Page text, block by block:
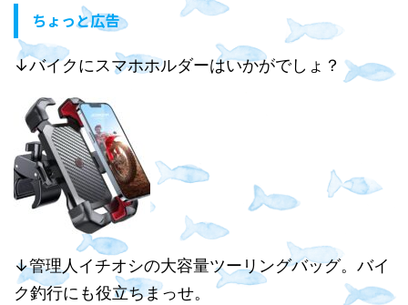
ちょっと広告
↓バイクにスマホホルダーはいかがでしょ？
↓管理人イチオシの大容量ツーリングバッグ。バイ
ク釣行にも役立ちまっせ。